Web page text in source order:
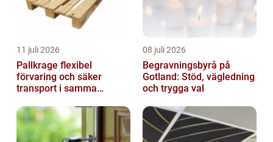
11 juli 2026
Pallkrage flexibel
förvaring och säker
transport i samma
08 juli 2026
Begravningsbyrå på
Gotland: Stöd, vägledning
och trygga val